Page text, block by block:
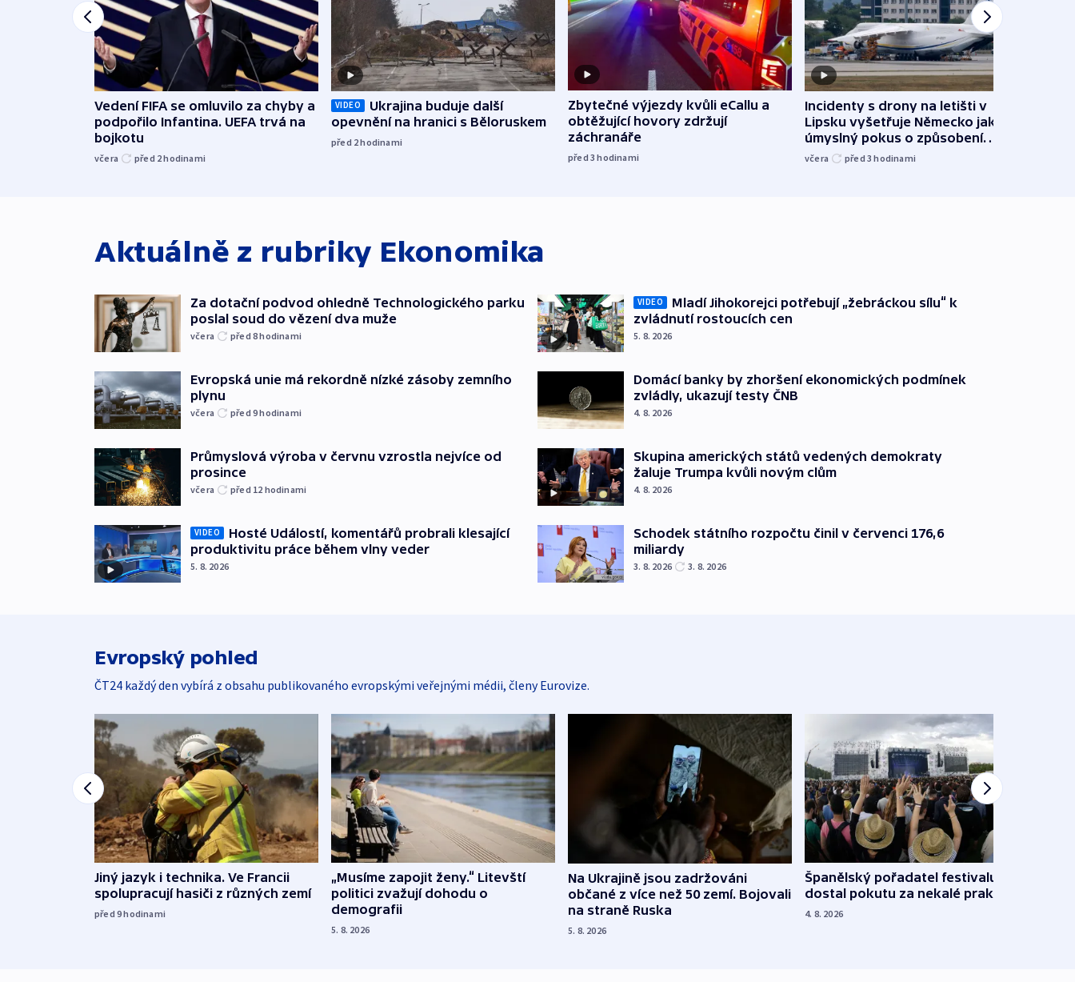
Vedení FIFA se omluvilo za chyby a
podpořilo Infantina. UEFA trvá na
bojkotu
včera před 2hodinami
VIDEO
Ukrajina buduje další
opevnění na hranici s Běloruskem
před 2hodinami
Zbytečné výjezdy kvůli eCallu a
obtěžující hovory zdržují
záchranáře
před 3hodinami
Incidenty s drony na letišti v
Lipsku vyšetřuje Německo jako
úmyslný pokus o způsobení
exploze
včera před 3hodinami
Aktuálně z rubriky Ekonomika
Za dotační podvod ohledně Technologického parku
poslal soud do vězení dva muže
včera před 8hodinami
Evropská unie má rekordně nízké zásoby zemního
plynu
včera před 9hodinami
Průmyslová výroba v červnu vzrostla nejvíce od
prosince
včera před 12 hodinami
VIDEO
Hosté Událostí, komentářů probrali klesající
produktivitu práce během vlny veder
5. 8. 2026
VIDEO
Mladí Jihokorejci potřebují „žebráckou sílu“ k
zvládnutí rostoucích cen
5. 8. 2026
Domácí banky by zhoršení ekonomických podmínek
zvládly, ukazují testy ČNB
4. 8. 2026
Skupina amerických států vedených demokraty
žaluje Trumpa kvůli novým clům
4. 8. 2026
Schodek státního rozpočtu činil v červenci 176,6
miliardy
3. 8. 2026 3. 8. 2026
Evropský pohled
ČT24 každý den vybírá z obsahu publikovaného evropskými veřejnými médii, členy Eurovize.
Jiný jazyk i technika. Ve Francii
spolupracují hasiči z různých zemí
před 9hodinami
„Musíme zapojit ženy.“ Litevští
politici zvažují dohodu o
demografii
5. 8. 2026
Na Ukrajině jsou zadržováni
občané z více než 50 zemí. Bojovali
na straně Ruska
5. 8. 2026
Španělský pořadatel festivalu
dostal pokutu za nekalé praktiky
4. 8. 2026